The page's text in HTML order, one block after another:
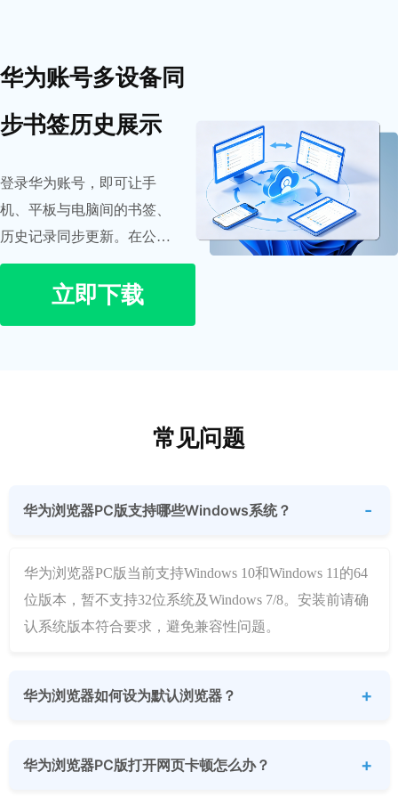
华为账号多设备同
步书签历史展示
登录华为账号，即可让手
机、平板与电脑间的书签、
历史记录同步更新。在公司
没看完的内容，回家打开电
脑接着看，打破设备壁垒。
立即下载
常见问题
华为浏览器PC版支持哪些Windows系统？
华为浏览器PC版当前支持Windows 10和Windows 11的64
位版本，暂不支持32位系统及Windows 7/8。安装前请确
认系统版本符合要求，避免兼容性问题。
华为浏览器如何设为默认浏览器？
华为浏览器PC版打开网页卡顿怎么办？